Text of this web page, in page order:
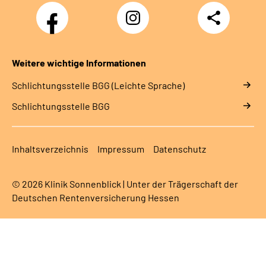
Facebook
Klinik
Sonnenblick
Instagram
Klinik
Sonnenblick
Teilen
Weitere wichtige Informationen
Schlich­tungs­stel­le BGG (Leichte Sprache)
Schlich­tungs­stel­le BGG
Inhaltsverzeichnis Impressum Datenschutz
© 2026 Klinik Sonnenblick | Unter der Trägerschaft der
Deutschen Rentenversicherung Hessen